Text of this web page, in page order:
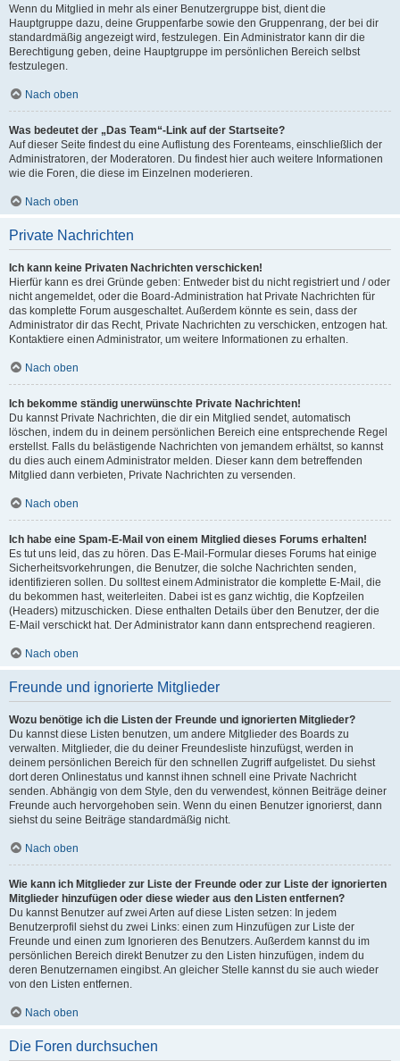
Wenn du Mitglied in mehr als einer Benutzergruppe bist, dient die
Hauptgruppe dazu, deine Gruppenfarbe sowie den Gruppenrang, der bei dir
standardmäßig angezeigt wird, festzulegen. Ein Administrator kann dir die
Berechtigung geben, deine Hauptgruppe im persönlichen Bereich selbst
festzulegen.
Nach oben
Was bedeutet der „Das Team“-Link auf der Startseite?
Auf dieser Seite findest du eine Auflistung des Forenteams, einschließlich der
Administratoren, der Moderatoren. Du findest hier auch weitere Informationen
wie die Foren, die diese im Einzelnen moderieren.
Nach oben
Private Nachrichten
Ich kann keine Privaten Nachrichten verschicken!
Hierfür kann es drei Gründe geben: Entweder bist du nicht registriert und / oder
nicht angemeldet, oder die Board-Administration hat Private Nachrichten für
das komplette Forum ausgeschaltet. Außerdem könnte es sein, dass der
Administrator dir das Recht, Private Nachrichten zu verschicken, entzogen hat.
Kontaktiere einen Administrator, um weitere Informationen zu erhalten.
Nach oben
Ich bekomme ständig unerwünschte Private Nachrichten!
Du kannst Private Nachrichten, die dir ein Mitglied sendet, automatisch
löschen, indem du in deinem persönlichen Bereich eine entsprechende Regel
erstellst. Falls du belästigende Nachrichten von jemandem erhältst, so kannst
du dies auch einem Administrator melden. Dieser kann dem betreffenden
Mitglied dann verbieten, Private Nachrichten zu versenden.
Nach oben
Ich habe eine Spam-E-Mail von einem Mitglied dieses Forums erhalten!
Es tut uns leid, das zu hören. Das E-Mail-Formular dieses Forums hat einige
Sicherheitsvorkehrungen, die Benutzer, die solche Nachrichten senden,
identifizieren sollen. Du solltest einem Administrator die komplette E-Mail, die
du bekommen hast, weiterleiten. Dabei ist es ganz wichtig, die Kopfzeilen
(Headers) mitzuschicken. Diese enthalten Details über den Benutzer, der die
E-Mail verschickt hat. Der Administrator kann dann entsprechend reagieren.
Nach oben
Freunde und ignorierte Mitglieder
Wozu benötige ich die Listen der Freunde und ignorierten Mitglieder?
Du kannst diese Listen benutzen, um andere Mitglieder des Boards zu
verwalten. Mitglieder, die du deiner Freundesliste hinzufügst, werden in
deinem persönlichen Bereich für den schnellen Zugriff aufgelistet. Du siehst
dort deren Onlinestatus und kannst ihnen schnell eine Private Nachricht
senden. Abhängig von dem Style, den du verwendest, können Beiträge deiner
Freunde auch hervorgehoben sein. Wenn du einen Benutzer ignorierst, dann
siehst du seine Beiträge standardmäßig nicht.
Nach oben
Wie kann ich Mitglieder zur Liste der Freunde oder zur Liste der ignorierten
Mitglieder hinzufügen oder diese wieder aus den Listen entfernen?
Du kannst Benutzer auf zwei Arten auf diese Listen setzen: In jedem
Benutzerprofil siehst du zwei Links: einen zum Hinzufügen zur Liste der
Freunde und einen zum Ignorieren des Benutzers. Außerdem kannst du im
persönlichen Bereich direkt Benutzer zu den Listen hinzufügen, indem du
deren Benutzernamen eingibst. An gleicher Stelle kannst du sie auch wieder
von den Listen entfernen.
Nach oben
Die Foren durchsuchen